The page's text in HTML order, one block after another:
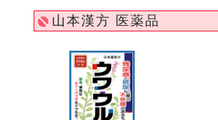
山本漢方 医薬品